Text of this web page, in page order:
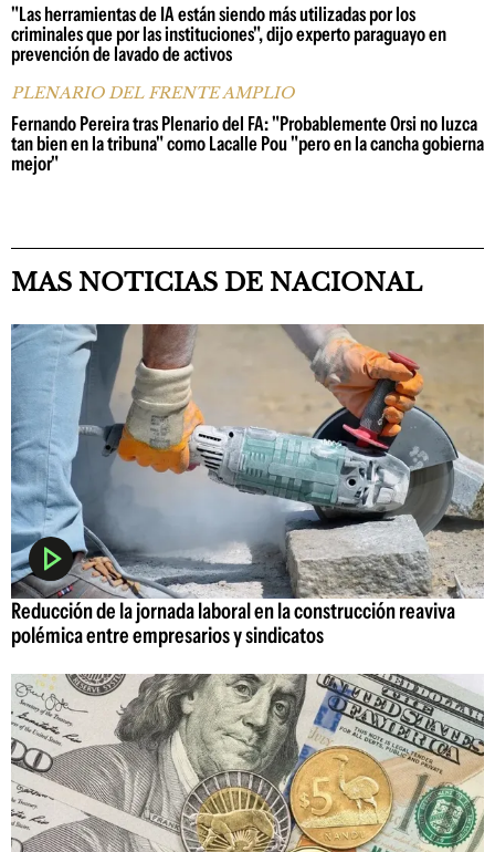
"Las herramientas de IA están siendo más utilizadas por los
criminales que por las instituciones", dijo experto paraguayo en
prevención de lavado de activos
PLENARIO DEL FRENTE AMPLIO
Fernando Pereira tras Plenario del FA: "Probablemente Orsi no luzca
tan bien en la tribuna" como Lacalle Pou "pero en la cancha gobierna
mejor"
MAS NOTICIAS DE NACIONAL
Reducción de la jornada laboral en la construcción reaviva
polémica entre empresarios y sindicatos